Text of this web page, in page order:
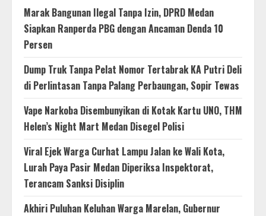
Marak Bangunan Ilegal Tanpa Izin, DPRD Medan
Siapkan Ranperda PBG dengan Ancaman Denda 10
Persen
Dump Truk Tanpa Pelat Nomor Tertabrak KA Putri Deli
di Perlintasan Tanpa Palang Perbaungan, Sopir Tewas
Vape Narkoba Disembunyikan di Kotak Kartu UNO, THM
Helen’s Night Mart Medan Disegel Polisi
Viral Ejek Warga Curhat Lampu Jalan ke Wali Kota,
Lurah Paya Pasir Medan Diperiksa Inspektorat,
Terancam Sanksi Disiplin
Akhiri Puluhan Keluhan Warga Marelan, Gubernur